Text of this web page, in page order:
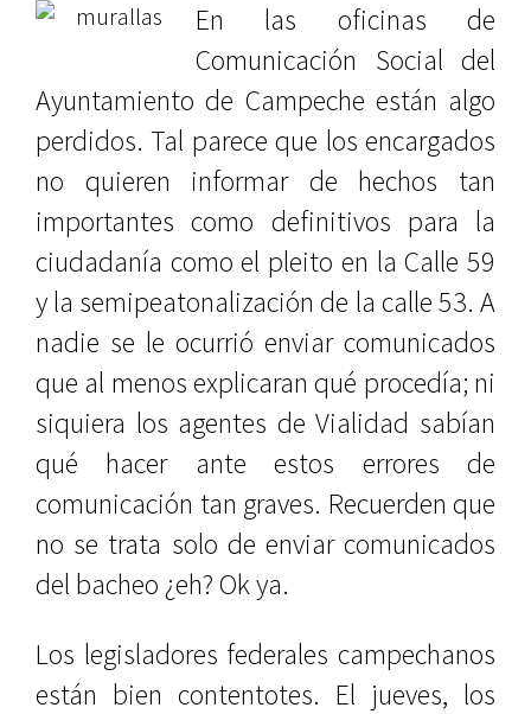
En las
oficinas de
Comunicación Social del
Ayuntamiento de Campeche están algo
perdidos. Tal parece que los encargados
no quieren informar de hechos tan
importantes como definitivos para la
ciudadanía como el pleito en la Calle 59
y la semipeatonalización de la calle 53. A
nadie se le ocurrió enviar comunicados
que al menos explicaran qué procedía; ni
siquiera los agentes de Vialidad sabían
qué hacer ante estos errores de
comunicación tan graves. Recuerden que
no se trata solo de enviar comunicados
del bacheo ¿eh? Ok ya.
Los legisladores federales campechanos
están bien contentotes. El jueves, los